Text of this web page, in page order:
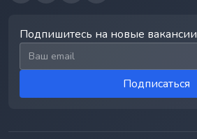
Подпишитесь на новые вакансии
Email для подписки
Подписаться